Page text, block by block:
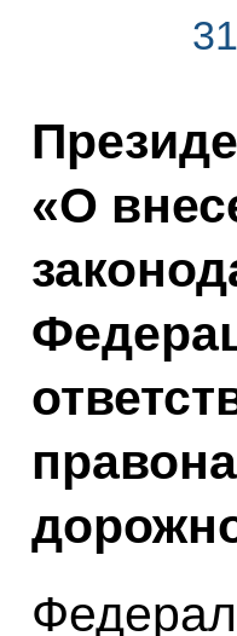
«О